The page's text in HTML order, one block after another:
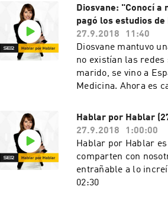
Diosvane: "Conocí a
pagó los estudios de
27.9.2018
11:40
Diosvane mantuvo
no existían las redes
marido, se vino a
Medicina. Ahora es
Hablar por Hablar
27.9.2018
1:00:00
Hablar por Hablar
comparten con
entrañable a lo
02:30